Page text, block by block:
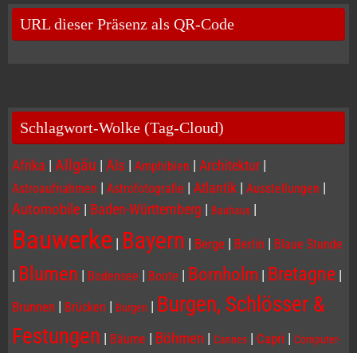
URL dieser Präsenz als QR-Code
Schlagwort-Wolke (Tag-Cloud)
Afrika | Allgäu | Als | Amphibien | Architektur |
Astroaufnahmen | Astrofotografie | Atlantik | Ausstellungen |
Automobile | Baden-Württemberg | Bauhaus |
Bauwerke | Bayern | Berge | Berlin | Blaue Stunde
| Blumen | Bodensee | Boote | Bornholm | Bretagne |
Brunnen | Brücken | Burgen | Burgen, Schlösser &
Festungen | Bäume | Böhmen | Cannes | Capri | Computer-